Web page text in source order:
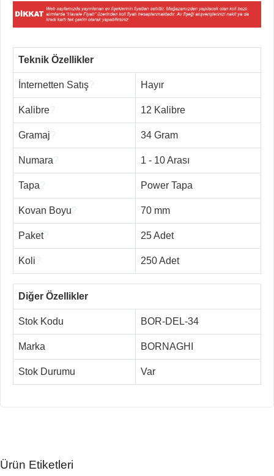
Teknik Özellikler
İnternetten Satış Hayır
Kalibre 12 Kalibre
Gramaj 34 Gram
Numara 1 - 10 Arası
Tapa Power Tapa
Kovan Boyu 70 mm
Paket? 25 Adet
Koli 250 Adet
Diğer Özellikler
Stok Kodu BOR-DEL-34
Marka BORNAGHI
Stok Durumu Var
Ürün Etiketleri